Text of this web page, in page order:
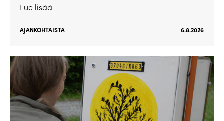
Lue lisää
AJANKOHTAISTA 6.8.2026